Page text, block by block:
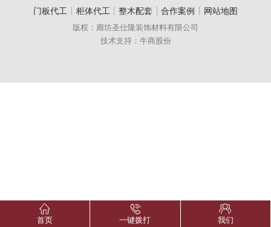
门板代工 柜体代工 整木配套 合作案例 网站地图
版权：廊坊圣仕隆装饰材料有限公司
技术支持：牛商股份
首页 一键拨打 我们